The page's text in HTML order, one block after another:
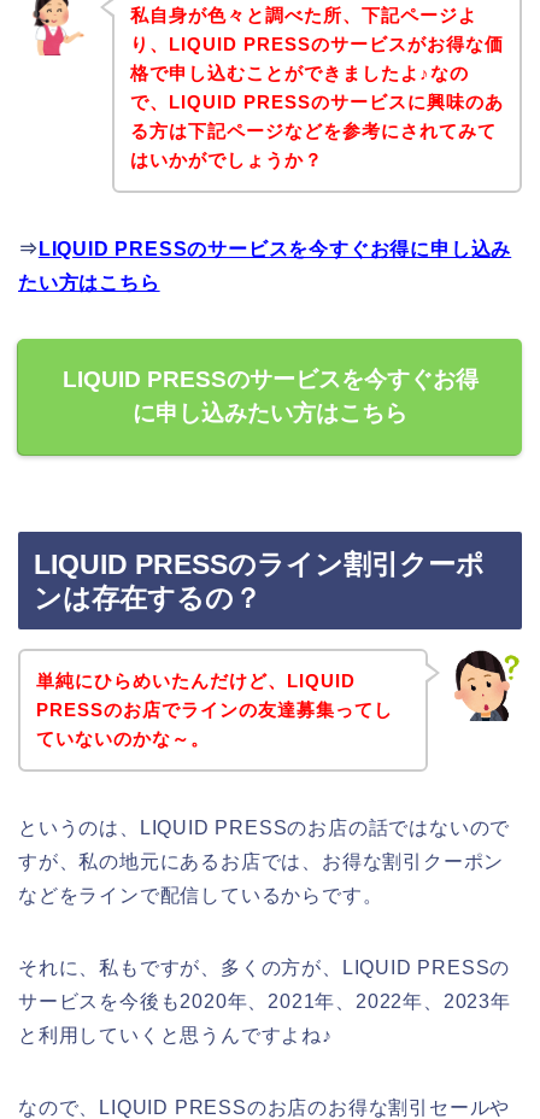
私自身が色々と調べた所、下記ページよ
り、LIQUID PRESSのサービスがお得な価
格で申し込むことができましたよ♪なの
で、LIQUID PRESSのサービスに興味のあ
る方は下記ページなどを参考にされてみて
はいかがでしょうか？
⇒ LIQUID PRESSのサービスを今すぐお得に申し込み
たい方はこちら
LIQUID PRESSのサービスを今すぐお得
に申し込みたい方はこちら
LIQUID PRESSのライン割引クーポ
ンは存在するの？
単純にひらめいたんだけど、LIQUID
PRESSのお店でラインの友達募集ってし
ていないのかな～。
というのは、LIQUID PRESSのお店の話ではないので
すが、私の地元にあるお店では、お得な割引クーポン
などをラインで配信しているからです。
それに、私もですが、多くの方が、LIQUID PRESSの
サービスを今後も2020年、2021年、2022年、2023年
と利用していくと思うんですよね♪
なので、LIQUID PRESSのお店のお得な割引セールや